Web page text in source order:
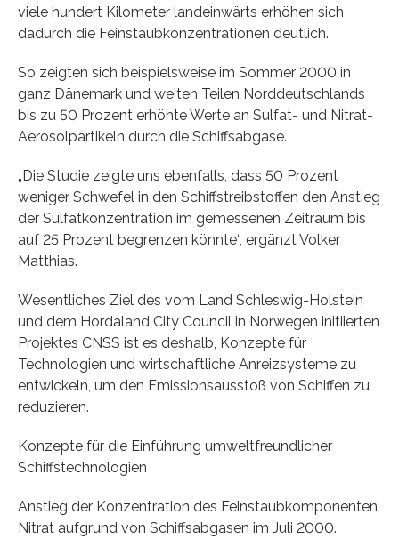
viele hundert Kilometer landeinwärts erhöhen sich
dadurch die Feinstaubkonzentrationen deutlich.
So zeigten sich beispielsweise im Sommer 2000 in
ganz Dänemark und weiten Teilen Norddeutschlands
bis zu 50 Prozent erhöhte Werte an Sulfat- und Nitrat-
Aerosolpartikeln durch die Schiffsabgase.
„Die Studie zeigte uns ebenfalls, dass 50 Prozent
weniger Schwefel in den Schiffstreibstoffen den Anstieg
der Sulfatkonzentration im gemessenen Zeitraum bis
auf 25 Prozent begrenzen könnte“, ergänzt Volker
Matthias.
Wesentliches Ziel des vom Land Schleswig-Holstein
und dem Hordaland City Council in Norwegen initiierten
Projektes CNSS ist es deshalb, Konzepte für
Technologien und wirtschaftliche Anreizsysteme zu
entwickeln, um den Emissionsausstoß von Schiffen zu
reduzieren.
Konzepte für die Einführung umweltfreundlicher
Schiffstechnologien
Anstieg der Konzentration des Feinstaubkomponenten
Nitrat aufgrund von Schiffsabgasen im Juli 2000.